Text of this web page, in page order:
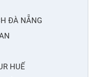
ĐÀ NẴNG
HUẾ